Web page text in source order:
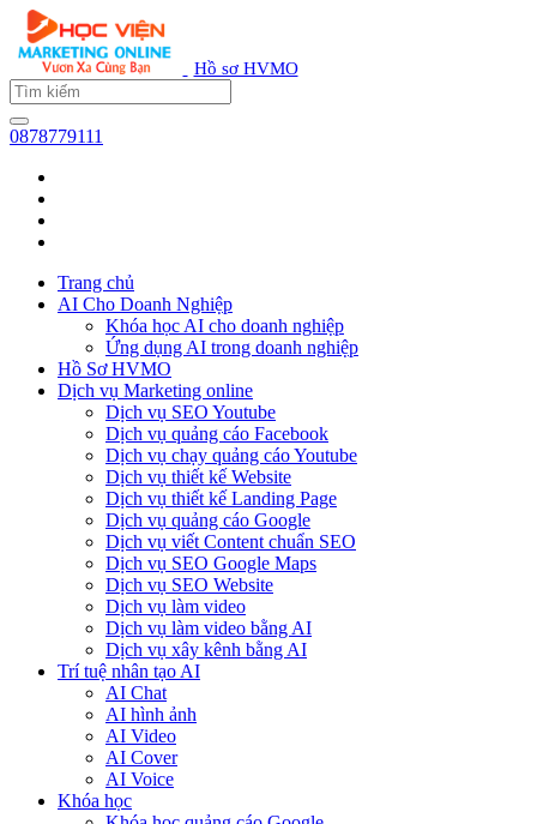
Hồ sơ HVMO
0878779111
Trang chủ
AI Cho Doanh Nghiệp
Khóa học AI cho doanh nghiệp
Ứng dụng AI trong doanh nghiệp
Hồ Sơ HVMO
Dịch vụ Marketing online
Dịch vụ SEO Youtube
Dịch vụ quảng cáo Facebook
Dịch vụ chạy quảng cáo Youtube
Dịch vụ thiết kế Website
Dịch vụ thiết kế Landing Page
Dịch vụ quảng cáo Google
Dịch vụ viết Content chuẩn SEO
Dịch vụ SEO Google Maps
Dịch vụ SEO Website
Dịch vụ làm video
Dịch vụ làm video bằng AI
Dịch vụ xây kênh bằng AI
Trí tuệ nhân tạo AI
AI Chat
AI hình ảnh
AI Video
AI Cover
AI Voice
Khóa học